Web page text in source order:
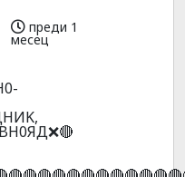
преди 1
месец